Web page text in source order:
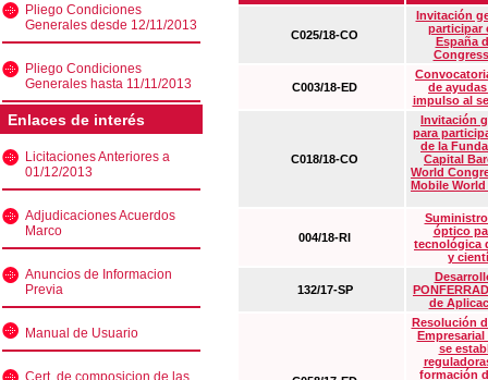
Pliego Condiciones
Generales desde 12/11/2013
Pliego Condiciones
Generales hasta 11/11/2013
Enlaces de interés
Licitaciones Anteriores a
01/12/2013
Adjudicaciones Acuerdos
Marco
Anuncios de Informacion
Previa
Manual de Usuario
Cert. de composicion de las
C025/18-CO
Invitación
participar
España
C003/18-ED
de
impulso al
C018/18-CO
Invitación
para
de la
Capital
World
Mobile
004/18-RI
óptico
tecnológica
y
132/17-SP
de
Resolución
Empresarial
se
formación